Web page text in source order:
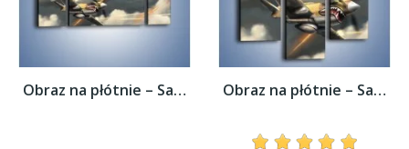
Obraz na płótnie – Samolotem w stronę... Obraz na płótnie – Samolotem w stronę...